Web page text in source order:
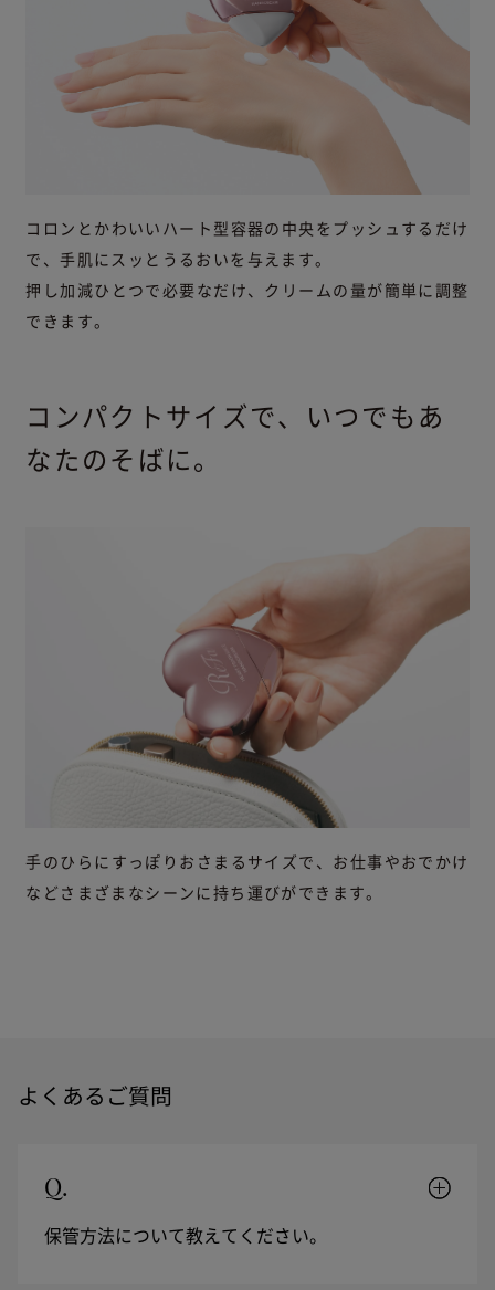
コロンとかわいいハート型容器の中央をプッシュするだけ
で、手肌にスッとうるおいを与えます。
押し加減ひとつで必要なだけ、クリームの量が簡単に調整
できます。
コンパクトサイズで、いつでもあ
なたのそばに。
手のひらにすっぽりおさまるサイズで、お仕事やおでかけ
などさまざまなシーンに持ち運びができます。
よくあるご質問
Q.
保管方法について教えてください。